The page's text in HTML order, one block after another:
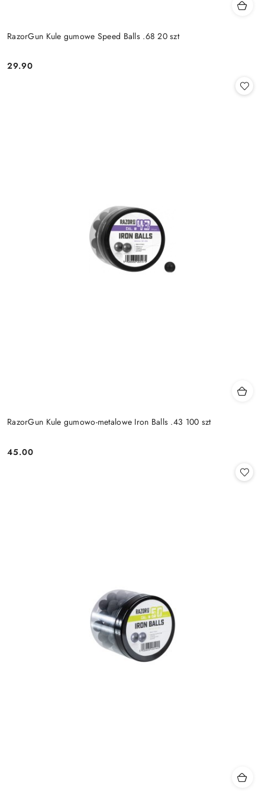
RazorGun Kule gumowe Speed Balls .68 20 szt
Cena:
29.90
RazorGun Kule gumowo-metalowe Iron Balls .43 100 szt
Cena:
45.00